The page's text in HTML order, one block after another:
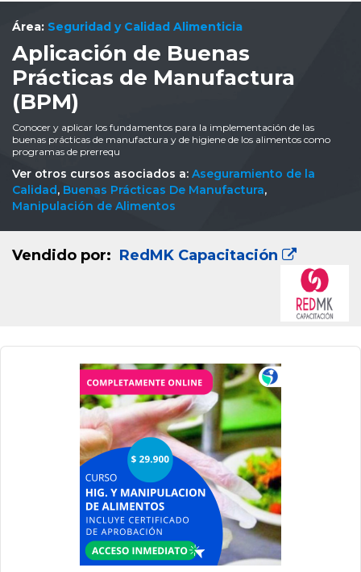
Área: Seguridad y Calidad Alimenticia
Aplicación de Buenas
Prácticas de Manufactura
(BPM)
Conocer y aplicar los fundamentos para la implementación de las
buenas prácticas de manufactura y de higiene de los alimentos como
programas de prerrequ
Ver otros cursos asociados a: Aseguramiento de la
Calidad, Buenas Prácticas De Manufactura,
Manipulación de Alimentos
Vendido por: RedMK Capacitación